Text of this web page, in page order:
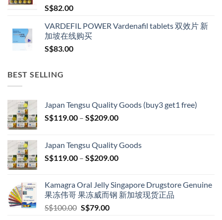
S$82.00
VARDEFIL POWER Vardenafil tablets 双效片 新
加坡在线购买
S$83.00
BEST SELLING
Japan Tengsu Quality Goods (buy3 get1 free)
S$119.00 – S$209.00Price
through
S$209.00
Japan Tengsu Quality Goods
S$119.00 – S$209.00Price
through
S$209.00
Kamagra Oral Jelly Singapore Drugstore Genuine
果冻伟哥 果冻威而钢 新加坡现货正品
S$100.00 Original
S$79.00Current